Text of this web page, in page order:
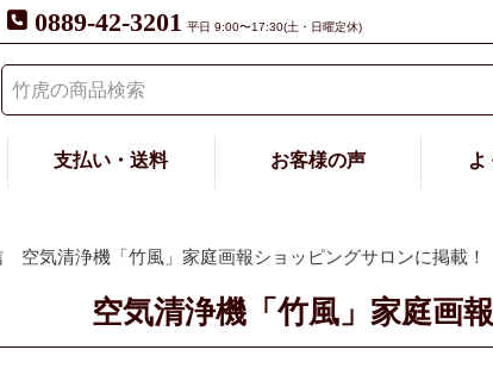
0889-42-3201 平日 9:00〜17:30(土・日曜定休)
支払い・送料 お客様の声 よ
空気清浄機「竹風」家庭画報ショッピングサロンに掲載！
空気清浄機「竹風」家庭画